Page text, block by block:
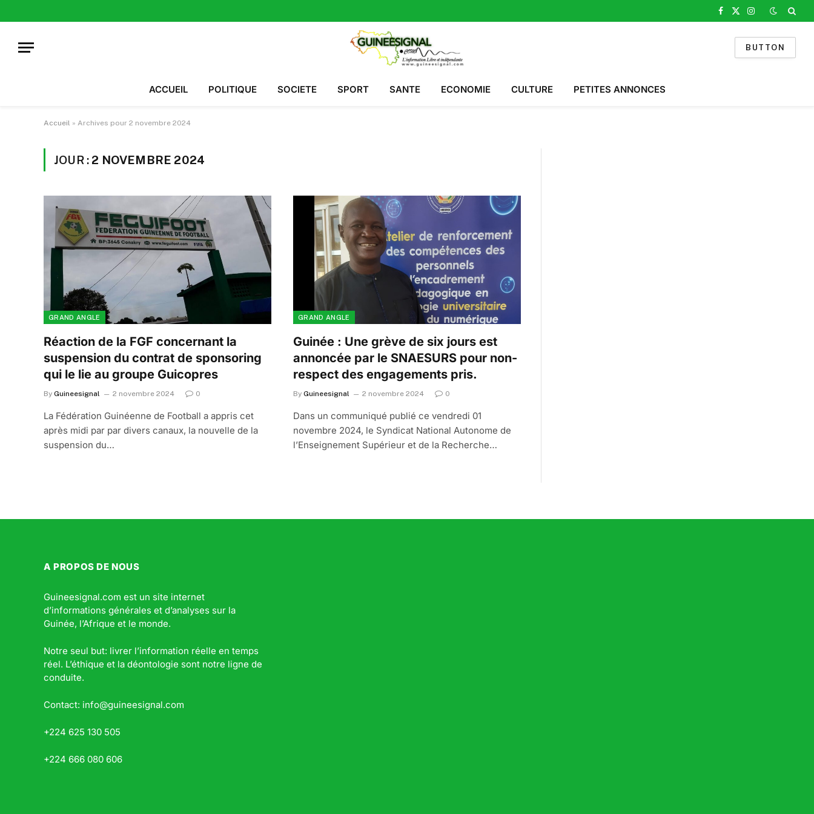
Facebook
X
Instagram
BUTTON
ACCUEIL POLITIQUE SOCIETE SPORT SANTE ECONOMIE CULTURE PETITES ANNONCES
Accueil » Archives pour 2 novembre 2024
JOUR : 2 NOVEMBRE 2024
GRAND ANGLE
Réaction de la FGF concernant la
suspension du contrat de sponsoring
qui le lie au groupe Guicopres
By Guineesignal 2 novembre 2024 0
La Fédération Guinéenne de Football a appris cet
après midi par par divers canaux, la nouvelle de la
suspension du…
GRAND ANGLE
Guinée : Une grève de six jours est
annoncée par le SNAESURS pour non-
respect des engagements pris.
By Guineesignal 2 novembre 2024 0
Dans un communiqué publié ce vendredi 01
novembre 2024, le Syndicat National Autonome de
l’Enseignement Supérieur et de la Recherche…
A PROPOS DE NOUS
Guineesignal.com est un site internet
d’informations générales et d’analyses sur la
Guinée, l’Afrique et le monde.
Notre seul but: livrer l’information réelle en temps
réel. L’éthique et la déontologie sont notre ligne de
conduite.
Contact: info@guineesignal.com
+224 625 130 505
+224 666 080 606